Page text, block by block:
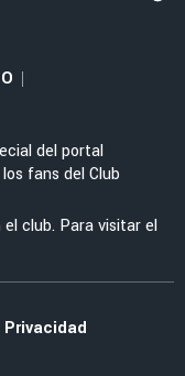
|
del portal
fans del Club
club. Para visitar el